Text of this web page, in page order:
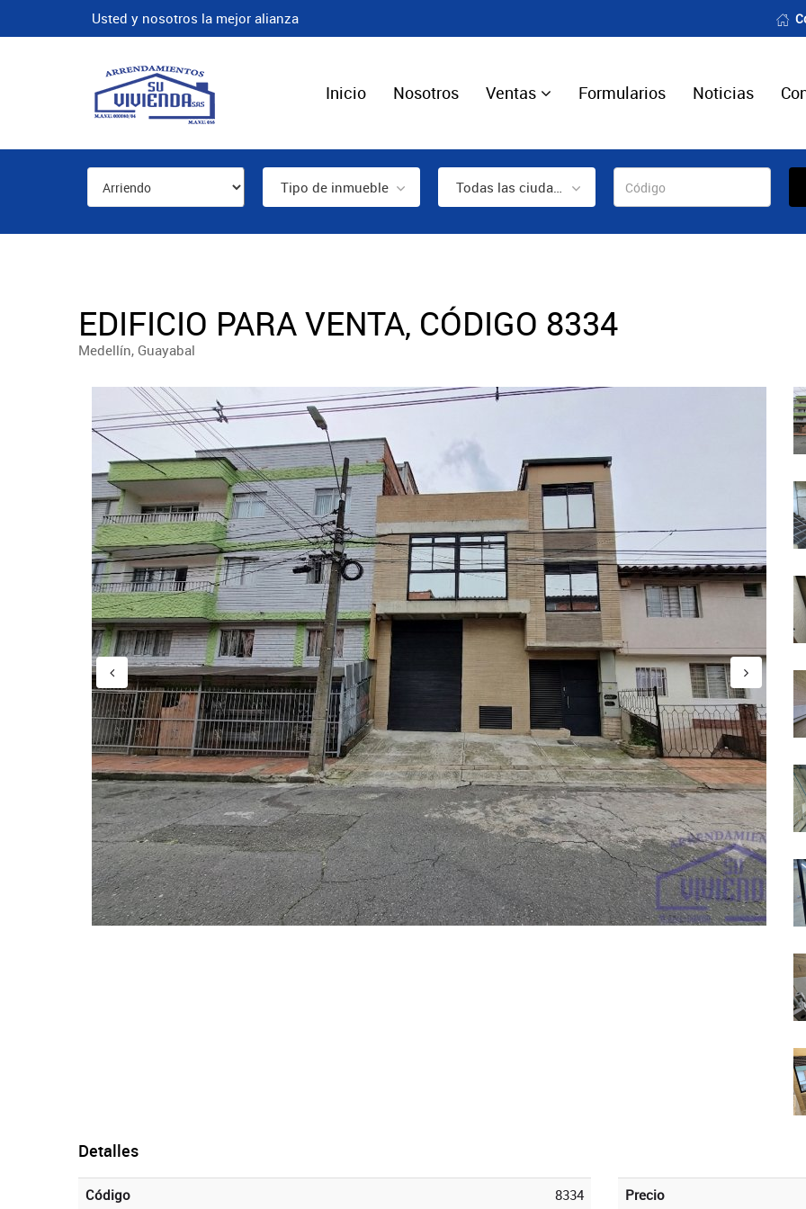
Usted y nosotros la mejor alianza
Inicio Nosotros Ventas Formularios Noticias
Tipo de inmueble Todas las ciudades
EDIFICIO PARA VENTA, CÓDIGO 8334
Medellín, Guayabal
Detalles
Código 8334 Precio